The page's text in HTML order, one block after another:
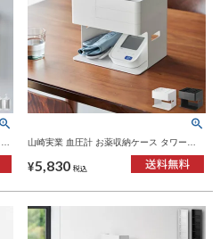
山崎実業 血圧計 お薬収納ケース タワー
¥5,830 税込